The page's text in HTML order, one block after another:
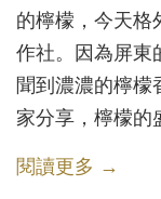
的檸檬，今天格
作社。因為屏東
聞到濃濃的檸檬
家分享，檸檬的
閱讀更多 →